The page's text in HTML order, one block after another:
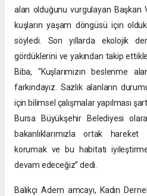
alan olduğunu vurgulayan Başkan
kuşların yaşam döngüsü için
söyledi. Son yıllarda ekolojik
gördüklerini ve yakından takip
Biba, “Kuşlarımızın beslenme
farkındayız. Sazlık alanların
için bilimsel çalışmalar yapılması
Bursa Büyükşehir Belediyesi
bakanlıklarımızla ortak
korumak ve bu habitatı
devam edeceğiz” dedi.
Balıkçı Adem amcayı, Kadın